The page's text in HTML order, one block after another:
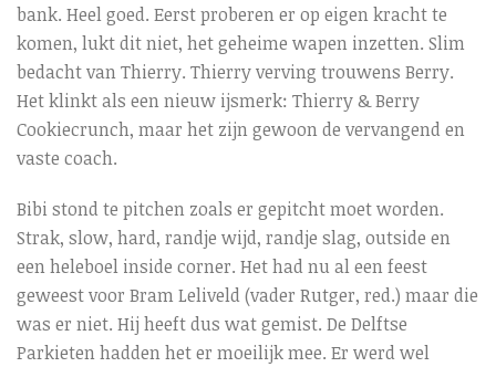
bank. Heel goed. Eerst proberen er op eigen kracht te
komen, lukt dit niet, het geheime wapen inzetten. Slim
bedacht van Thierry. Thierry verving trouwens Berry.
Het klinkt als een nieuw ijsmerk: Thierry & Berry
Cookiecrunch, maar het zijn gewoon de vervangend en
vaste coach.
Bibi stond te pitchen zoals er gepitcht moet worden.
Strak, slow, hard, randje wijd, randje slag, outside en
een heleboel inside corner. Het had nu al een feest
geweest voor Bram Leliveld (vader Rutger, red.) maar die
was er niet. Hij heeft dus wat gemist. De Delftse
Parkieten hadden het er moeilijk mee. Er werd wel